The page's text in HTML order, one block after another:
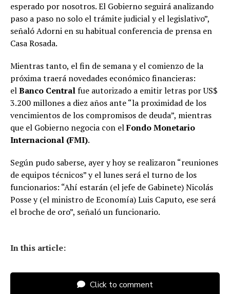
esperado por nosotros. El Gobierno seguirá analizando
paso a paso no solo el trámite judicial y el legislativo”,
señaló Adorni en su habitual conferencia de prensa en
Casa Rosada.
Mientras tanto, el fin de semana y el comienzo de la
próxima traerá novedades económico financieras:
elBanco Centralfue autorizado a emitir letras por US$
3.200 millones a diez años ante “la proximidad de los
vencimientos de los compromisos de deuda”, mientras
que el Gobierno negocia con elFondo Monetario
Internacional (FMI).
Según pudo saberse, ayer y hoy se realizaron “reuniones
de equipos técnicos” y el lunes será el turno de los
funcionarios: “Ahí estarán (el jefe de Gabinete) Nicolás
Posse y (el ministro de Economía) Luis Caputo, ese será
el broche de oro”, señaló un funcionario.
In this article:
Click to comment